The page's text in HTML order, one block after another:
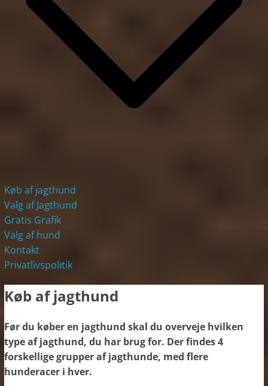
Køb af jagthund
Valg af Jagthund
Gratis Grafik
Valg af hund
Kontakt
Privatlivspolitik
Køb af jagthund
Før du køber en jagthund skal du overveje hvilken
type af jagthund, du har brug for. Der findes 4
forskellige grupper af jagthunde, med flere
hunderacer i hver.